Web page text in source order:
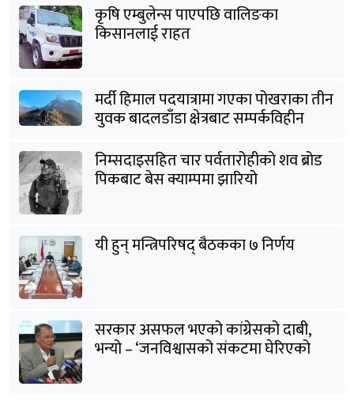
कृषि एम्बुलेन्स पाएपछि वालिङका
किसानलाई राहत
मर्दी हिमाल पदयात्रामा गएका पोखराका तीन
युवक बादलडाँडा क्षेत्रबाट सम्पर्कविहीन
निम्सदाइसहित चार पर्वतारोहीको शव ब्रोड
पिकबाट बेस क्याम्पमा झारियो
यी हुन् मन्त्रिपरिषद् बैठकका ७ निर्णय
सरकार असफल भएको कांग्रेसको दाबी,
भन्यो – ‘जनविश्वासको संकटमा घेरिएको